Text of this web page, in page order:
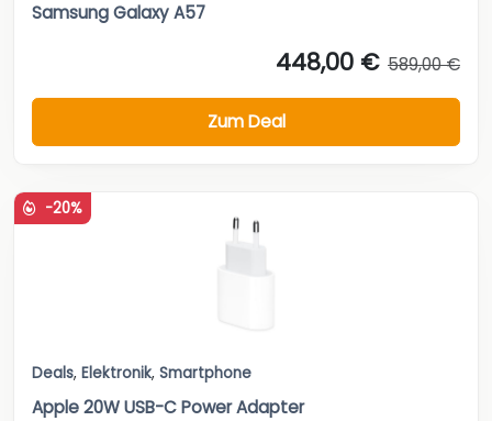
Samsung Galaxy A57
448,00 € 589,00 €
Zum Deal
-20%
Deals, Elektronik, Smartphone
Apple 20W USB-C Power Adapter